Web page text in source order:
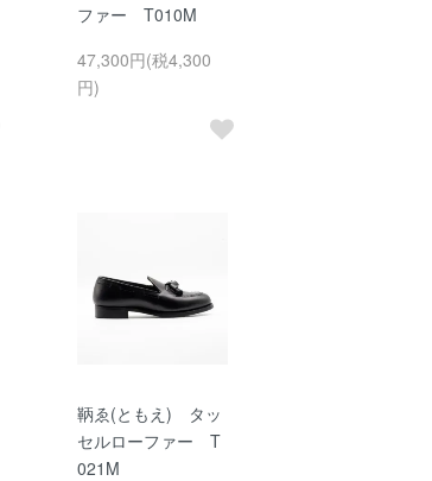
ファー T010M
47,300円(税4,300
円)
鞆ゑ(ともえ) タッ
セルローファー T
021M